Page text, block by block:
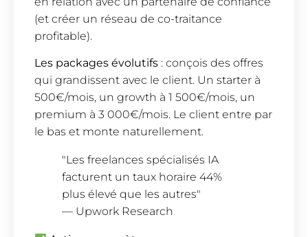
(et créer un réseau de co-traitance
profitable).
Les packages évolutifs : conçois des offres
qui grandissent avec le client. Un starter à
500€/mois, un growth à 1 500€/mois, un
premium à 3 000€/mois. Le client entre par
le bas et monte naturellement.
"Les freelances spécialisés IA
facturent un taux horaire 44%
plus élevé que les autres"
— Upwork Research